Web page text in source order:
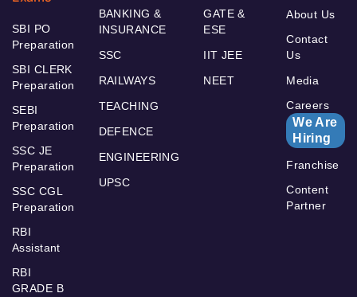
SBI PO
Preparation
SBI CLERK
Preparation
SEBI
Preparation
SSC JE
Preparation
SSC CGL
Preparation
RBI
Assistant
RBI
GRADE B
BANKING &
INSURANCE
SSC
RAILWAYS
TEACHING
DEFENCE
ENGINEERING
UPSC
GATE &
ESE
IIT JEE
NEET
About Us
Contact
Us
Media
Careers
We Are
Hiring
Franchise
Content
Partner